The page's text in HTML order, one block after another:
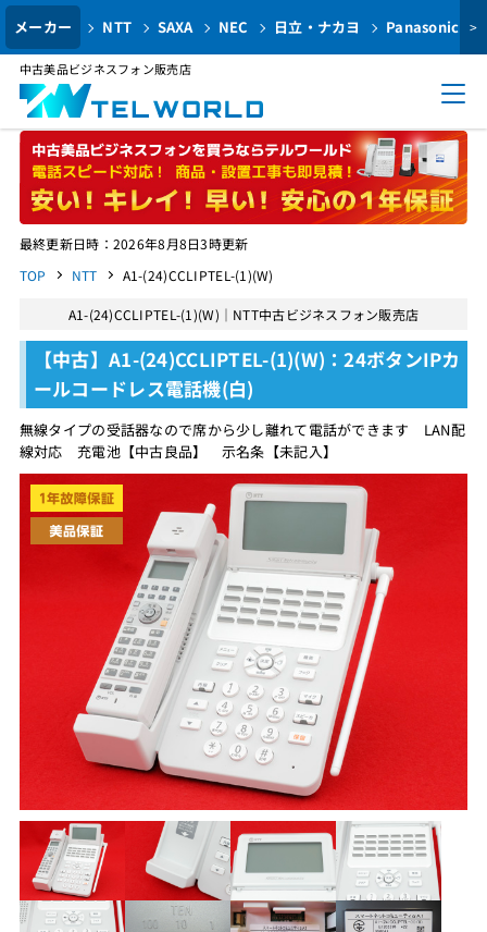
メーカー NTT SAXA NEC 日立・ナカヨ Panasonic >
中古美品ビジネスフォン販売店
最終更新日時：2026年8月8日3時更新
TOP
NTT A1-(24)CCLIPTEL-(1)(W)
A1-(24)CCLIPTEL-(1)(W)｜NTT中古ビジネスフォン販売店
【中古】A1-(24)CCLIPTEL-(1)(W)：24ボタンIPカ
ールコードレス電話機(白)
無線タイプの受話器なので席から少し離れて電話ができます LAN配
線対応 充電池【中古良品】 示名条【未記入】